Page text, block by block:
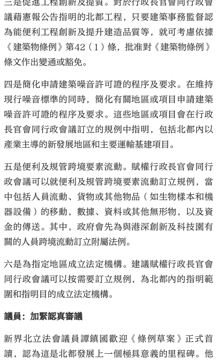
三是促進工程創新及提質。對於行政長官會同行政會
議藉憲報公告指明的北都工程，只要建築事務監督認
為能便利工程創新及提升建造品質等，就可考慮依據
《建築物條例》第42（1）條，批准對《建築物條例》
條文作出變通或豁免。
四是簡化申請建築噪音許可證的程序及要求。在維持
現行噪音標準的同時，簡化有關地區或項目申請建築
噪音許可證的程序及要求。這些地區或項目會在行政
長官會同行政會議訂立的規例中指明，包括北都內以
產業主導的新發展地區和主要運輸基建項目。
五是便利及規管跨境要素流動。賦權行政長官會同行
政會議可以就便利及規管跨境要素流動訂立規例，當
中包括人員流動、貨物或其他物品（如生物樣本和機
器設備）的移動，數據、資料或其他無形物，以及資
金的傳送。其中，政府會先為與港深創新及科技園有
關的人員跨境流動訂立附屬法例。
六是為指定地區成立法定機構。建議賦權行政長官會
同行政會議可以按需要訂立規例，為北都內的指明範
圍和指明目的成立法定機構。
議員：加緊認真審議
新界北立法會議員譚鎮國歡迎《條例草案》正式首
讀，認為這是北都發展上一個極具意義的里程碑。他